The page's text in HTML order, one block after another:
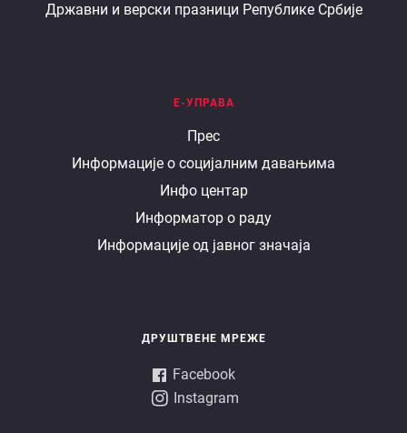
Државни и верски празници Републике Србије
Е-УПРАВА
Прес
Информације о социјалним давањима
Инфо центар
Информатор о раду
Информације од јавног значаја
ДРУШТВЕНЕ МРЕЖЕ
Facebook
Instagram